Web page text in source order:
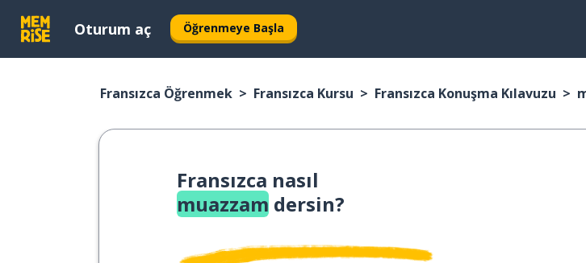
Oturum aç Öğrenmeye Başla
Fransızca Öğrenmek Fransızca Kursu Fransızca Konuşma Kılavuzu
Fransızca nasıl
muazzam dersin?